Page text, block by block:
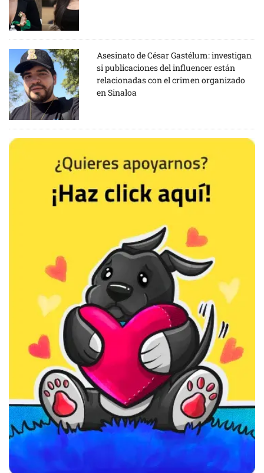
Asesinato de César Gastélum: investigan
si publicaciones del influencer están
relacionadas con el crimen organizado
en Sinaloa